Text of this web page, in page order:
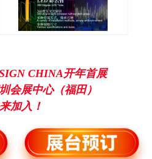
CHINA开年首展
会展中心（福田）
加入！